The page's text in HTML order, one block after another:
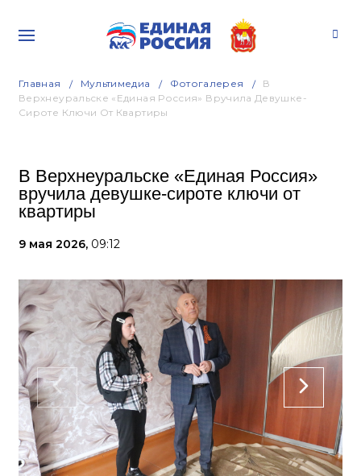
Главная Мультимедиа Фотогалерея
В
Верхнеуральске «Единая Россия» Вручила Девушке-
Сироте Ключи От Квартиры
В Верхнеуральске «Единая Россия»
вручила девушке-сироте ключи от
квартиры
9 мая 2026, 09:12